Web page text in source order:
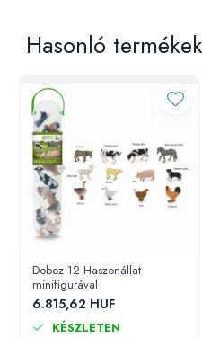
Hasonló termékek
Doboz 12 Haszonállat
minifigurával
6.815,62 HUF
KÉSZLETEN